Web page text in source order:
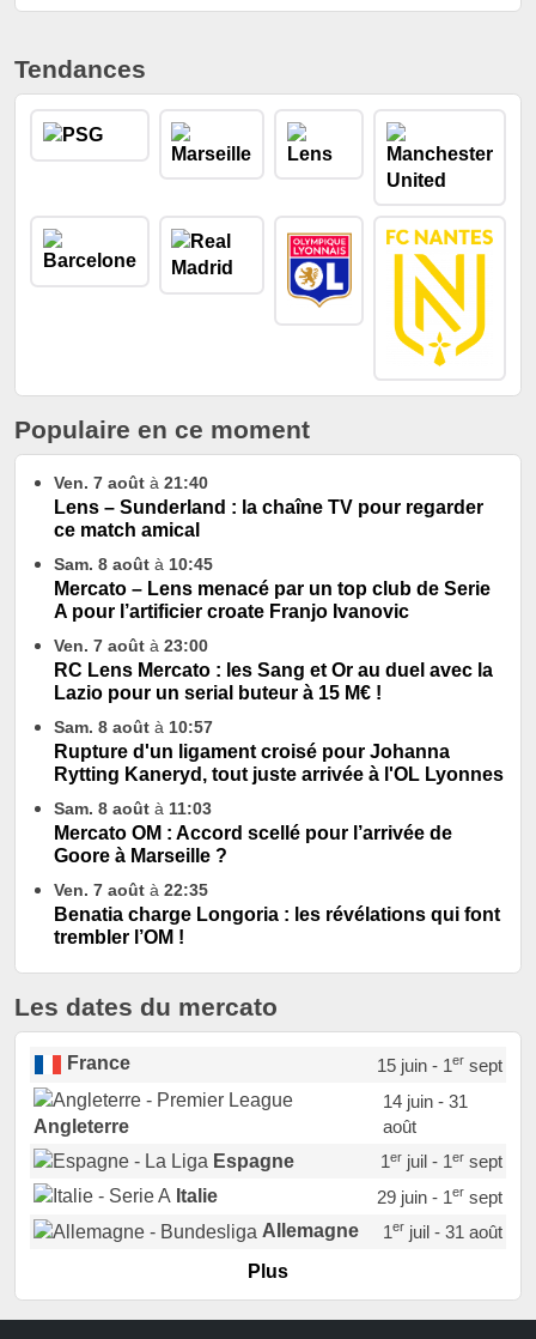
Tendances
Populaire en ce moment
Ven. 7 août à 21:40
Lens – Sunderland : la chaîne TV pour regarder
ce match amical
Sam. 8 août à 10:45
Mercato – Lens menacé par un top club de Serie
A pour l’artificier croate Franjo Ivanovic
Ven. 7 août à 23:00
RC Lens Mercato : les Sang et Or au duel avec la
Lazio pour un serial buteur à 15 M€ !
Sam. 8 août à 10:57
Rupture d'un ligament croisé pour Johanna
Rytting Kaneryd, tout juste arrivée à l'OL Lyonnes
Sam. 8 août à 11:03
Mercato OM : Accord scellé pour l’arrivée de
Goore à Marseille ?
Ven. 7 août à 22:35
Benatia charge Longoria : les révélations qui font
trembler l’OM !
Les dates du mercato
France 15 juin - 1ersept
Angleterre
14 juin - 31
août
Espagne
1erjuil - 1ersept
Italie
29 juin - 1ersept
Allemagne
1erjuil - 31 août
Portugal
Pays-Bas
22 juin - 2 sept
Plus